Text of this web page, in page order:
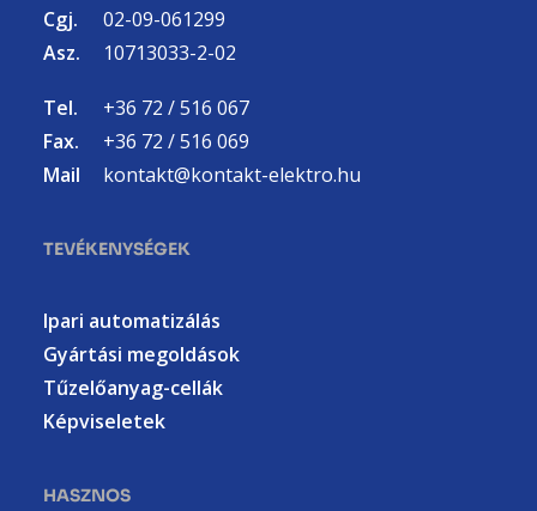
Cgj.
02-09-061299
Asz.
10713033-2-02
Tel.
+36 72 / 516 067
Fax.
+36 72 / 516 069
Mail
kontakt@kontakt-elektro.hu
TEVÉKENYSÉGEK
Ipari automatizálás
Gyártási megoldások
Tűzelőanyag-cellák
Képviseletek
HASZNOS